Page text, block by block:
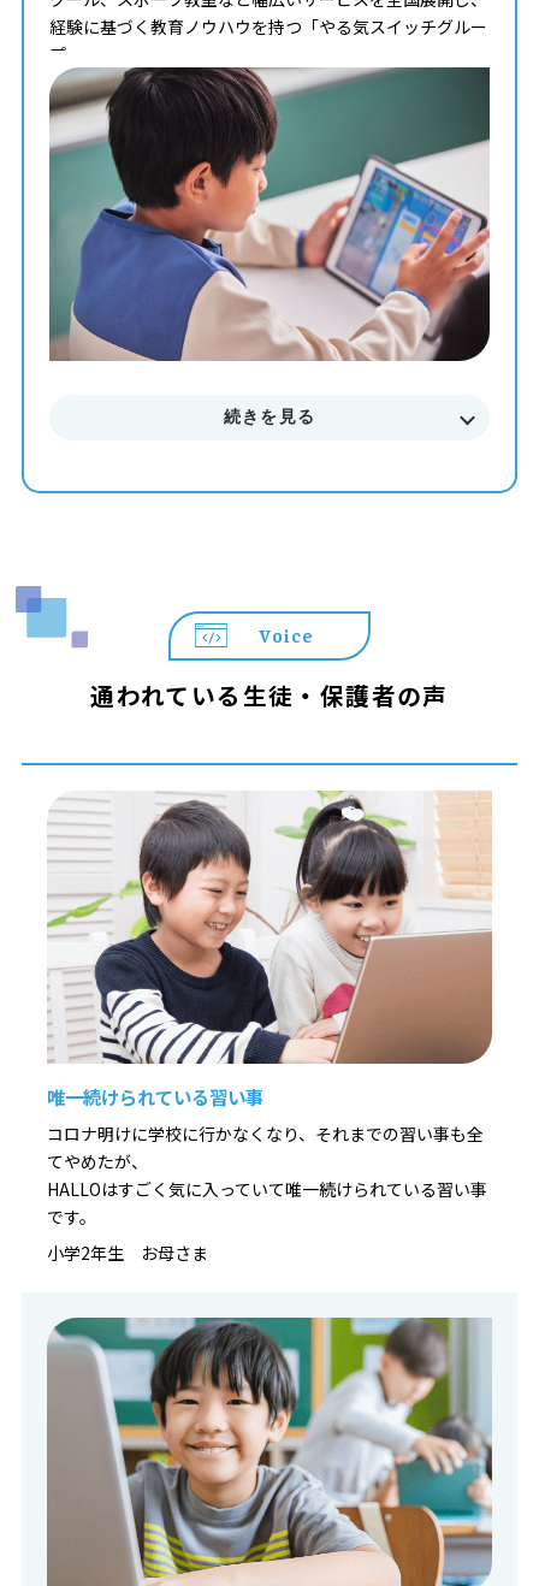
経験に基づく教育ノウハウを持つ「やる気スイッチグルー
プ」。
タイピングからコンピュータサイエンスまで学べる最高の
教材を使って、一人ひとりのペースや理解度に合わせた個
別最適化レッスンでプログラミングを学ぶことが出来ま
まずはお気軽に無料体験授業にご参加下さい。
料金やカリキュラムなどに関してもご説明致します。
続きを見る
Voice
通われている生徒・保護者の声
唯一続けられている習い事
コロナ明けに学校に行かなくなり、それまでの習い事も全
てやめたが、
HALLOはすごく気に入っていて唯一続けられている習い事
です。
小学2年生 お母さま